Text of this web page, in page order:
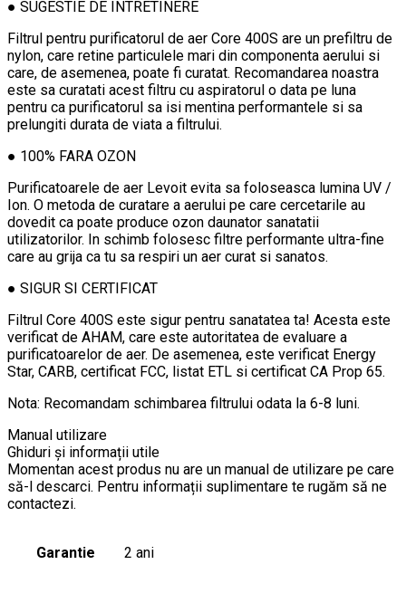
● SUGESTIE DE INTRETINERE
Filtrul pentru purificatorul de aer Core 400S are un prefiltru de
nylon, care retine particulele mari din componenta aerului si
care, de asemenea, poate fi curatat. Recomandarea noastra
este sa curatati acest filtru cu aspiratorul o data pe luna
pentru ca purificatorul sa isi mentina performantele si sa
prelungiti durata de viata a filtrului.
● 100% FARA OZON
Purificatoarele de aer Levoit evita sa foloseasca lumina UV /
Ion. O metoda de curatare a aerului pe care cercetarile au
dovedit ca poate produce ozon daunator sanatatii
utilizatorilor. In schimb folosesc filtre performante ultra-fine
care au grija ca tu sa respiri un aer curat si sanatos.
● SIGUR SI CERTIFICAT
Filtrul Core 400S este sigur pentru sanatatea ta! Acesta este
verificat de AHAM, care este autoritatea de evaluare a
purificatoarelor de aer. De asemenea, este verificat Energy
Star, CARB, certificat FCC, listat ETL si certificat CA Prop 65.
Nota: Recomandam schimbarea filtrului odata la 6-8 luni.
Manual utilizare
Ghiduri și informații utile
Momentan acest produs nu are un manual de utilizare pe care
să-l descarci. Pentru informații suplimentare te rugăm să ne
contactezi.
Garantie 2 ani